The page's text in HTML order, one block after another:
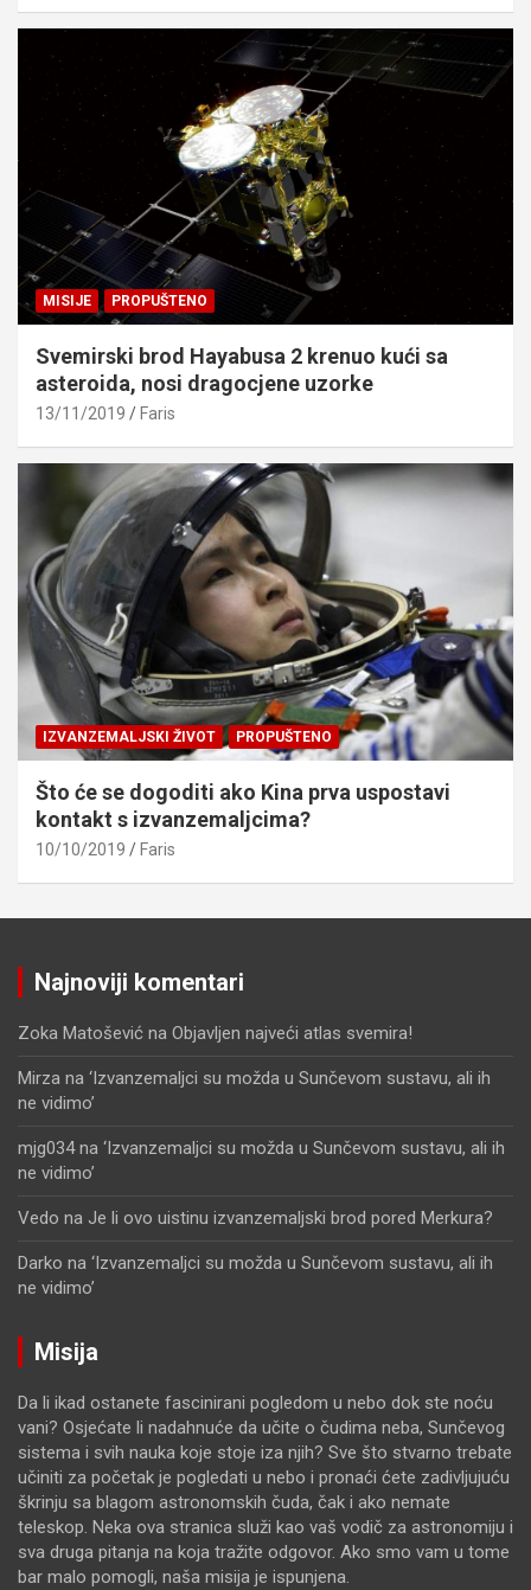
MISIJE PROPUŠTENO
Svemirski brod Hayabusa 2 krenuo kući sa
asteroida, nosi dragocjene uzorke
13/11/2019 Faris
IZVANZEMALJSKI ŽIVOT PROPUŠTENO
Što će se dogoditi ako Kina prva uspostavi
kontakt s izvanzemaljcima?
10/10/2019 Faris
Najnoviji komentari
Zoka Matošević na Objavljen najveći atlas svemira!
Mirza na ‘Izvanzemaljci su možda u Sunčevom sustavu, ali ih
ne vidimo’
mjg034na ‘Izvanzemaljci su možda u Sunčevom sustavu, ali ih
ne vidimo’
Vedo na Je li ovo uistinu izvanzemaljski brod pored Merkura?
Darko na ‘Izvanzemaljci su možda u Sunčevom sustavu, ali ih
ne vidimo’
Misija
Da li ikad ostanete fascinirani pogledom u nebo dok ste noću
vani? Osjećate li nadahnuće da učite o čudima neba, Sunčevog
sistema i svih nauka koje stoje iza njih? Sve što stvarno trebate
učiniti za početak je pogledati u nebo i pronaći ćete zadivljujuću
škrinju sa blagom astronomskih čuda, čak i ako nemate
teleskop. Neka ova stranica služi kao vaš vodič za astronomiju i
sva druga pitanja na koja tražite odgovor. Ako smo vam u tome
bar malo pomogli, naša misija je ispunjena.